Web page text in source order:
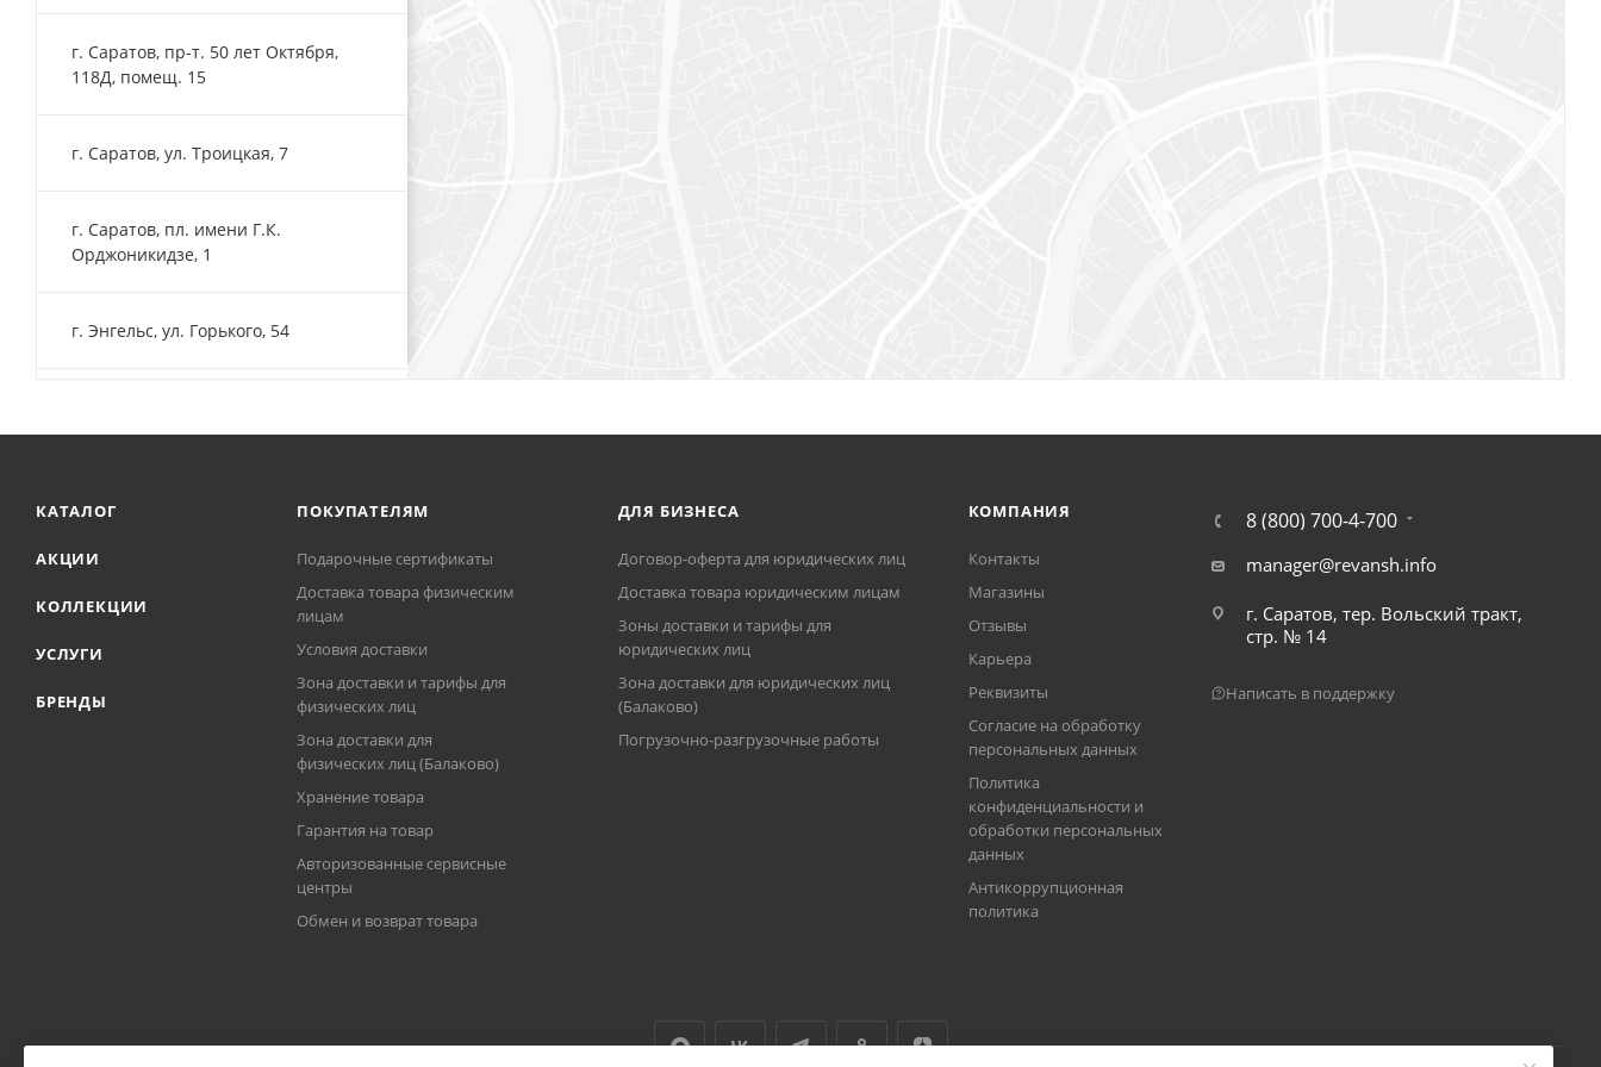
г. Саратов, пр-т. 50 лет Октября,
118Д, помещ. 15
г. Саратов, ул. Троицкая, 7
г. Саратов, пл. имени Г.К.
Орджоникидзе, 1
г. Энгельс, ул. Горького, 54
КАТАЛОГ
АКЦИИ
КОЛЛЕКЦИИ
УСЛУГИ
БРЕНДЫ
ПОКУПАТЕЛЯМ
Подарочные сертификаты
Доставка товара физическим
лицам
Условия доставки
Зона доставки и тарифы для
физических лиц
Зона доставки для
физических лиц (Балаково)
Хранение товара
Гарантия на товар
Авторизованные сервисные
центры
Обмен и возврат товара
ДЛЯ БИЗНЕСА
Договор-оферта для юридических лиц
Доставка товара юридическим лицам
Зоны доставки и тарифы для
юридических лиц
Зона доставки для юридических лиц
(Балаково)
Погрузочно-разгрузочные работы
КОМПАНИЯ
Контакты
Магазины
Отзывы
Карьера
Реквизиты
Согласие на обработку
персональных данных
Политика
конфиденциальности и
обработки персональных
данных
Антикоррупционная
политика
8 (800) 700-4-700
manager@revansh.info
г. Саратов, тер. Вольский тракт,
стр. № 14
Написать в поддержку